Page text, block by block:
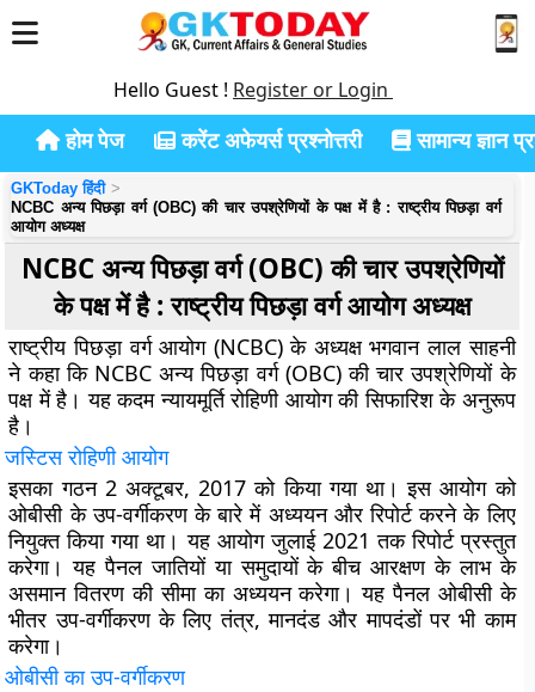
Hello Guest ! Register or Login
होम पेज करेंट अफेयर्स प्रश्नोत्तरी सामान्य ज्ञान
GKToday हिंदी
NCBC अन्य पिछड़ा वर्ग (OBC) की चार उपश्रेणियों के पक्ष में है : राष्ट्रीय पिछड़ा वर्ग
आयोग अध्यक्ष
NCBC अन्य पिछड़ा वर्ग (OBC) की चार उपश्रेणियों
के पक्ष में है : राष्ट्रीय पिछड़ा वर्ग आयोग अध्यक्ष
राष्ट्रीय पिछड़ा वर्ग आयोग (NCBC) के अध्यक्ष भगवान लाल साहनी
ने कहा कि NCBC अन्य पिछड़ा वर्ग (OBC) की चार उपश्रेणियों के
पक्ष में है। यह कदम न्यायमूर्ति रोहिणी आयोग की सिफारिश के अनुरूप
है।
जस्टिस रोहिणी आयोग
इसका गठन 2 अक्टूबर, 2017 को किया गया था। इस आयोग को
ओबीसी के उप-वर्गीकरण के बारे में अध्ययन और रिपोर्ट करने के लिए
नियुक्त किया गया था। यह आयोग जुलाई 2021 तक रिपोर्ट प्रस्तुत
करेगा। यह पैनल जातियों या समुदायों के बीच आरक्षण के लाभ के
असमान वितरण की सीमा का अध्ययन करेगा। यह पैनल ओबीसी के
भीतर उप-वर्गीकरण के लिए तंत्र, मानदंड और मापदंडों पर भी काम
करेगा।
ओबीसी का उप-वर्गीकरण